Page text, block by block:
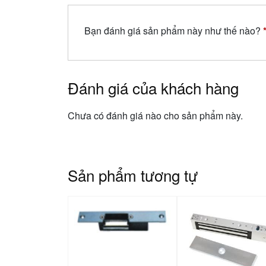
Bạn đánh giá sản phẩm này như thế nào? *
Đánh giá của khách hàng
Chưa có đánh giá nào cho sản phẩm này.
Sản phẩm tương tự